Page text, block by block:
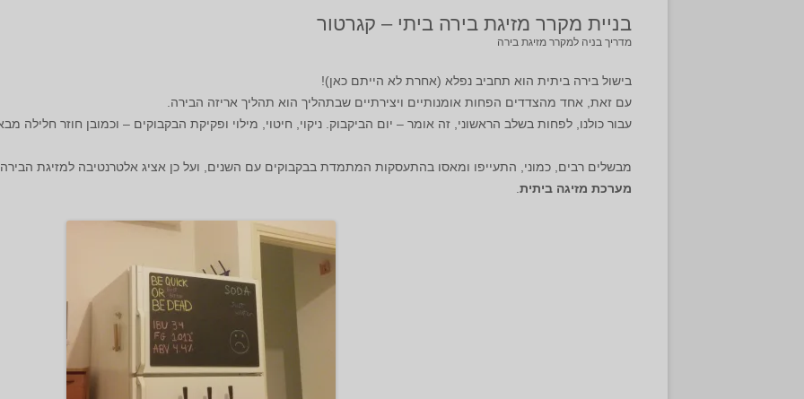
בניית מקרר מזיגת בירה ביתי – קגרטור
מדריך בניה למקרר מזיגת בירה
בישול בירה ביתית הוא תחביב נפלא (אחרת לא הייתם כאן)!
עם זאת, אחד מהצדדים הפחות אומנותיים ויצירתיים שבתהליך הוא תהליך אריזה הבירה.
עבור כולנו, לפחות בשלב הראשוני, זה אומר – יום הביקבוק. ניקוי, חיטוי, מילוי ופקיקת הבקבוקים – וכמובן חוזר חלילה
מבשלים רבים, כמוני, התעייפו ומאסו בהתעסקות המתמדת בבקבוקים עם השנים, ועל כן אציג אלטרנטיבה למזיגת
מערכת מזיגה ביתית